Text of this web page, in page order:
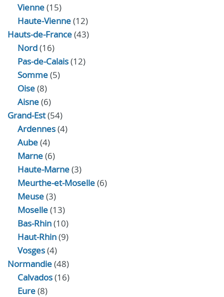
Vienne(15)
Haute-Vienne(12)
Hauts-de-France(43)
Nord(16)
Pas-de-Calais(12)
Somme(5)
Oise(8)
Aisne(6)
Grand-Est(54)
Ardennes(4)
Aube(4)
Marne(6)
Haute-Marne(3)
Meurthe-et-Moselle(6)
Meuse(3)
Moselle(13)
Bas-Rhin(10)
Haut-Rhin(9)
Vosges(4)
Normandie(48)
Calvados(16)
Eure(8)